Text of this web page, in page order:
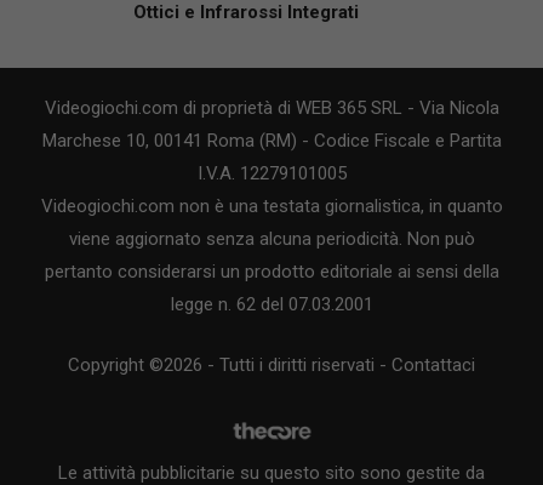
Ottici e Infrarossi Integrati
Videogiochi.com di proprietà di WEB 365 SRL - Via Nicola
Marchese 10, 00141 Roma (RM) - Codice Fiscale e Partita
I.V.A. 12279101005
Videogiochi.com non è una testata giornalistica, in quanto
viene aggiornato senza alcuna periodicità. Non può
pertanto considerarsi un prodotto editoriale ai sensi della
legge n. 62 del 07.03.2001
Copyright ©2026 - Tutti i diritti riservati - Contattaci
Le attività pubblicitarie su questo sito sono gestite da